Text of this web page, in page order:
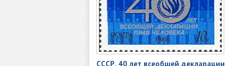
СССР. 40 лет всеобщей декларации